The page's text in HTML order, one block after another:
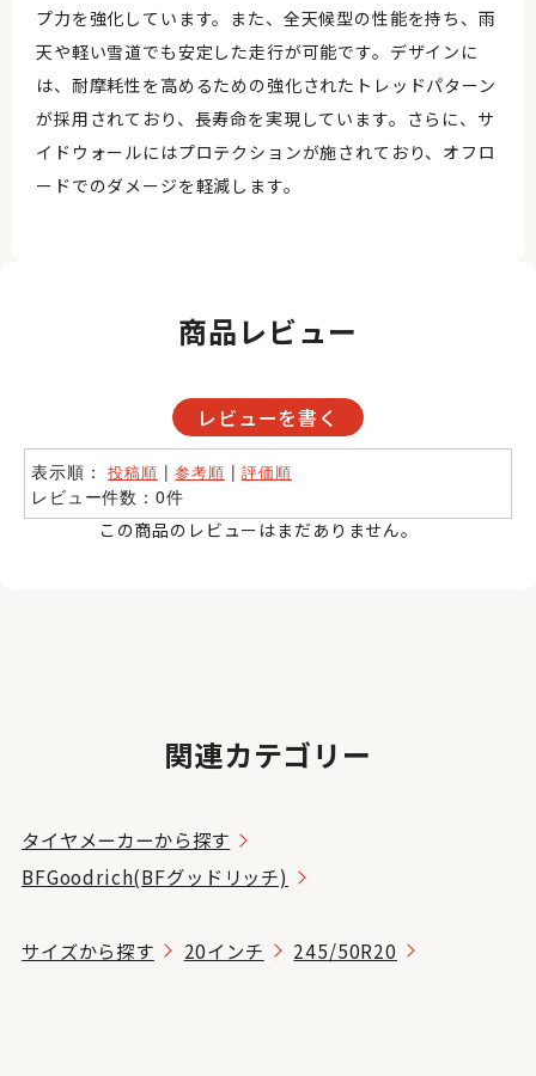
プ力を強化しています。また、全天候型の性能を持ち、雨
天や軽い雪道でも安定した走行が可能です。デザインに
は、耐摩耗性を高めるための強化されたトレッドパターン
が採用されており、長寿命を実現しています。さらに、サ
イドウォールにはプロテクションが施されており、オフロ
ードでのダメージを軽減します。
商品レビュー
レビューを書く
表示順：投稿順 |参考順 |評価順
レビュー件数：0件
この商品のレビューはまだありません。
関連カテゴリー
タイヤメーカーから探す
BFGoodrich(BFグッドリッチ)
サイズから探す 20インチ 245/50R20